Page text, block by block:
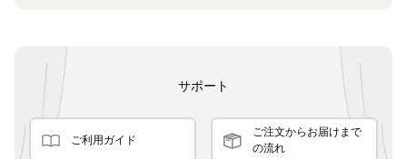
サポート
ご利用ガイド
ご注文からお届けまで
の流れ